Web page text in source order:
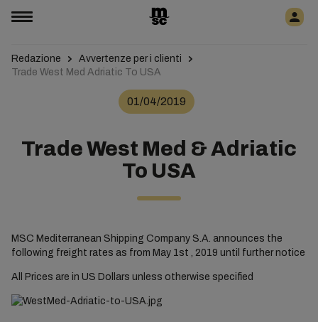
Redazione
Avvertenze per i clienti
Trade West Med Adriatic To USA
01/04/2019
Trade West Med & Adriatic
To USA
MSC Mediterranean Shipping Company S.A. announces the
following freight rates as from May 1st , 2019 until further notice
All Prices are in US Dollars unless otherwise specified